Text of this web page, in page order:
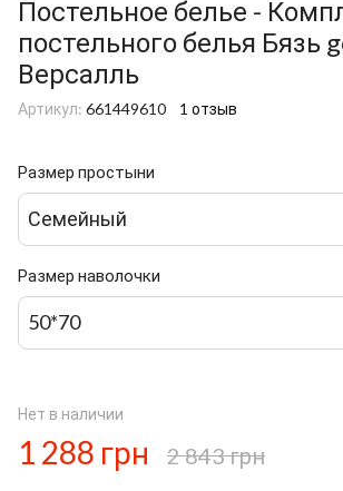
Постельное белье -
постельного белья Бязь
Версалль
Артикул: 661449610 1 отзыв
Размер простыни
Семейный
Размер наволочки
50*70
Нет в наличии
1 288 грн 2 843 грн